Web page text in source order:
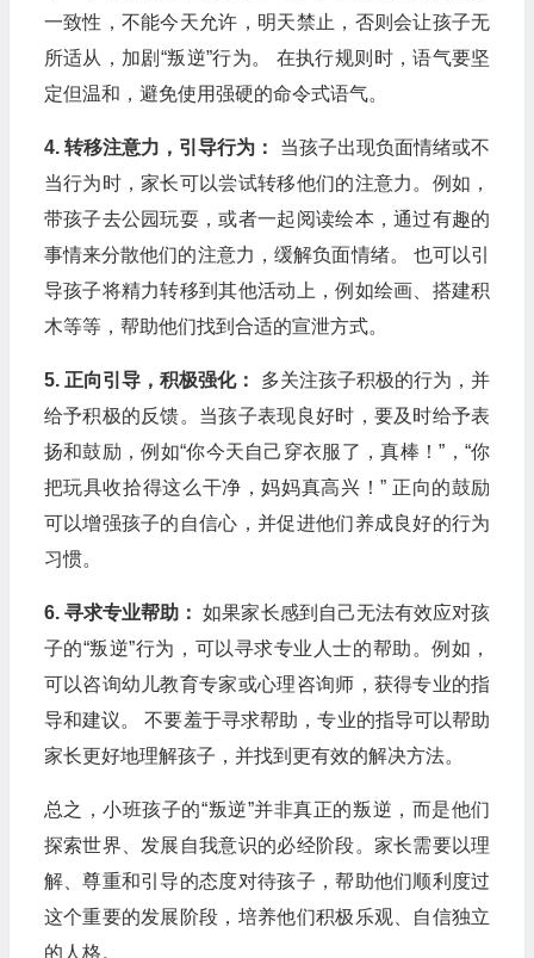
一致性，不能今天允许，明天禁止，否则会让孩子无
所适从，加剧“叛逆”行为。 在执行规则时，语气要坚
定但温和，避免使用强硬的命令式语气。
4. 转移注意力，引导行为：
当孩子出现负面情绪或不
当行为时，家长可以尝试转移他们的注意力。例如，
带孩子去公园玩耍，或者一起阅读绘本，通过有趣的
事情来分散他们的注意力，缓解负面情绪。 也可以引
导孩子将精力转移到其他活动上，例如绘画、搭建积
木等等，帮助他们找到合适的宣泄方式。
5. 正向引导，积极强化：
多关注孩子积极的行为，并
给予积极的反馈。当孩子表现良好时，要及时给予表
扬和鼓励，例如“你今天自己穿衣服了，真棒！”，“你
把玩具收拾得这么干净，妈妈真高兴！” 正向的鼓励
可以增强孩子的自信心，并促进他们养成良好的行为
习惯。
6. 寻求专业帮助： 如果家长感到自己无法有效应对孩
子的“叛逆”行为，可以寻求专业人士的帮助。例如，
可以咨询幼儿教育专家或心理咨询师，获得专业的指
导和建议。 不要羞于寻求帮助，专业的指导可以帮助
家长更好地理解孩子，并找到更有效的解决方法。
总之，小班孩子的“叛逆”并非真正的叛逆，而是他们
探索世界、发展自我意识的必经阶段。家长需要以理
解、尊重和引导的态度对待孩子，帮助他们顺利度过
这个重要的发展阶段，培养他们积极乐观、自信独立
的人格。